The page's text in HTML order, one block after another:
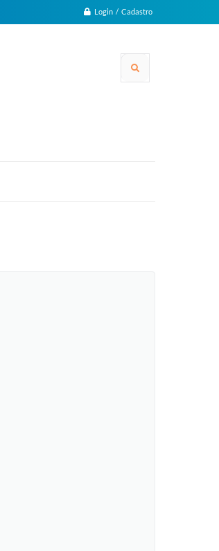
Login / Cadastro